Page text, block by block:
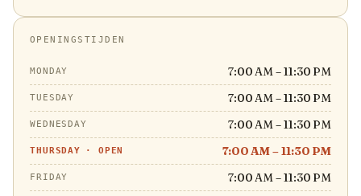
OPENINGSTIJDEN
MONDAY 7:00 AM – 11:30 PM
TUESDAY 7:00 AM – 11:30 PM
WEDNESDAY 7:00 AM – 11:30 PM
THURSDAY · OPEN 7:00 AM – 11:30 PM
FRIDAY 7:00 AM – 11:30 PM